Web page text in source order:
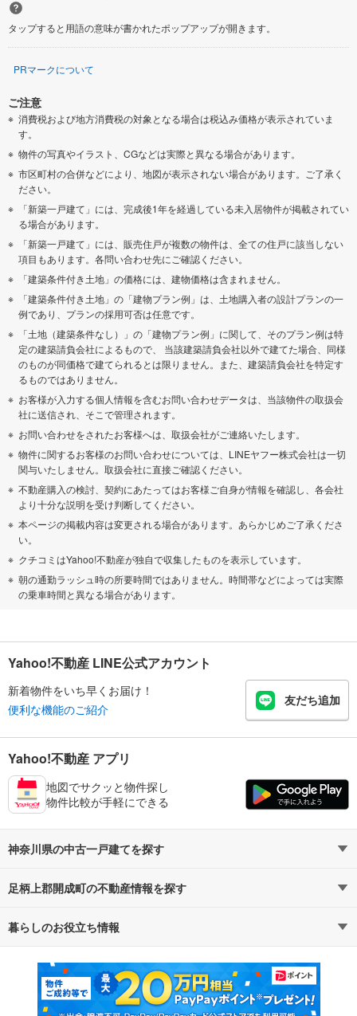
タップすると用語の意味が書かれたポップアップが開きます。
PRマークについて
ご注意
消費税および地方消費税の対象となる場合は税込み価格が表示されていま
す。
物件の写真やイラスト、CGなどは実際と異なる場合があります。
市区町村の合併などにより、地図が表示されない場合があります。ご了承く
ださい。
「新築一戸建て」には、完成後1年を経過している未入居物件が掲載されてい
る場合があります。
「新築一戸建て」には、販売住戸が複数の物件は、全ての住戸に該当しない
項目もあります。各問い合わせ先にご確認ください。
「建築条件付き土地」の価格には、建物価格は含まれません。
「建築条件付き土地」の「建物プラン例」は、土地購入者の設計プランの一
例であり、プランの採用可否は任意です。
「土地（建築条件なし）」の「建物プラン例」に関して、そのプラン例は特
定の建築請負会社によるもので、 当該建築請負会社以外で建てた場合、同様
のものが同価格で建てられるとは限りません。また、建築請負会社を特定す
るものではありません。
お客様が入力する個人情報を含むお問い合わせデータは、当該物件の取扱会
社に送信され、そこで管理されます。
お問い合わせをされたお客様へは、取扱会社がご連絡いたします。
物件に関するお客様のお問い合わせについては、LINEヤフー株式会社は一切
関与いたしません。取扱会社に直接ご確認ください。
不動産購入の検討、契約にあたってはお客様ご自身が情報を確認し、各会社
より十分な説明を受け判断してください。
本ページの掲載内容は変更される場合があります。あらかじめご了承くださ
い。
クチコミはYahoo!不動産が独自で収集したものを表示しています。
朝の通勤ラッシュ時の所要時間ではありません。時間帯などによっては実際
の乗車時間と異なる場合があります。
Yahoo!不動産 LINE公式アカウント
新着物件をいち早くお届け！
便利な機能のご紹介
友だち追加
Yahoo!不動産 アプリ
地図でサクッと物件探し
物件比較が手軽にできる
神奈川県の中古一戸建てを探す
路線・駅から探す
通勤・通学時間から探す
足柄上郡開成町の不動産情報を探す
不動産・住宅
新築マンション 中古マンション
新築一戸建て 中古一戸建て
暮らしのお役立ち情報
マンションカタログ 教えて！住まいの先生